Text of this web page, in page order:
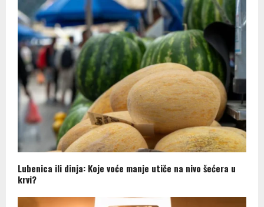
Lubenica ili dinja: Koje voće manje utiče na nivo šećera u
krvi?